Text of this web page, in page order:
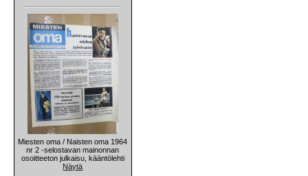
Miesten oma / Naisten oma 1964
nr 2 -selostavan mainonnan
osoitteeton julkaisu, kääntölehti
Näytä